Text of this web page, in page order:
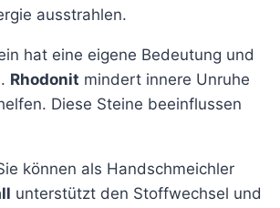
ausstrahlen.
hat eine eigene Bedeutung und
Rhodonit mindert innere Unruhe
Diese Steine beeinflussen
können als Handschmeichler
unterstützt den Stoffwechsel und